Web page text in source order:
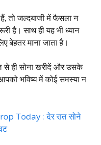
तो जल्दबाजी में फैसला न
है। साथ ही यह भी ध्यान
बेहतर माना जाता है।
से ही सोना खरीदें और उसके
भविष्य में कोई समस्या न
Today : देर रात सोने